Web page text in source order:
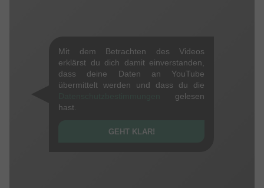
Mit dem Betrachten des Videos
erklärst du dich damit einverstanden,
dass deine Daten an YouTube
übermittelt werden und dass du die
gelesen
hast.
GEHT KLAR!